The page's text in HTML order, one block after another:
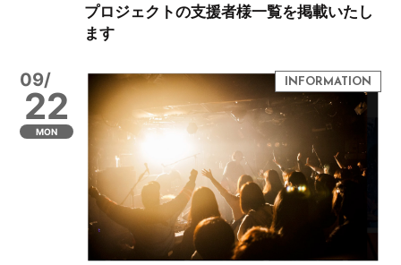
プロジェクトの支援者様一覧を掲載いたし
ます
09/
22
MON